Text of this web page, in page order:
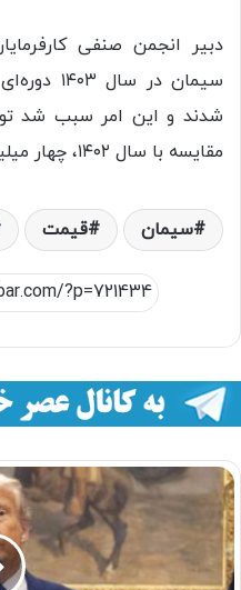
دبیر انجمن صنفی
سیمان
شدند و این امر سبب شد
مقایسه با سال ۱۴۰۲، چهار میلیون تن کاهش پیدا کند
سیمان قیمت